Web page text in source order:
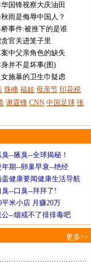
华国锋视察大庆油田
雨是侮辱中国人？
事件:被推下的是谁
官关进笼子里
中父亲角色的缺失
并不是坏事(图)
施暴的卫生巾疑虑
珠峰 福娃 母亲节 印花税
谢霆锋 CNN 中国足球 张
臭--腋臭--全球揭秘！
年期--卵巢早衰--绝经
盖健康要闻健康生活导航
臭--口臭--拜拜了!
平米小店 月赚20万
公--烟戒不了排排毒吧
更多>>